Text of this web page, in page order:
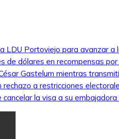
LDU Portoviejo para avanzar a
de dólares en recompensas
Gastelum mientras
a restricciones
la visa a su